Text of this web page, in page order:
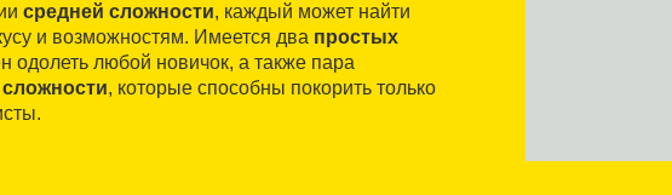
средней сложности, каждый может найти
и возможностям. Имеется два простых
одолеть любой новичок, а также пара
, которые способны покорить только